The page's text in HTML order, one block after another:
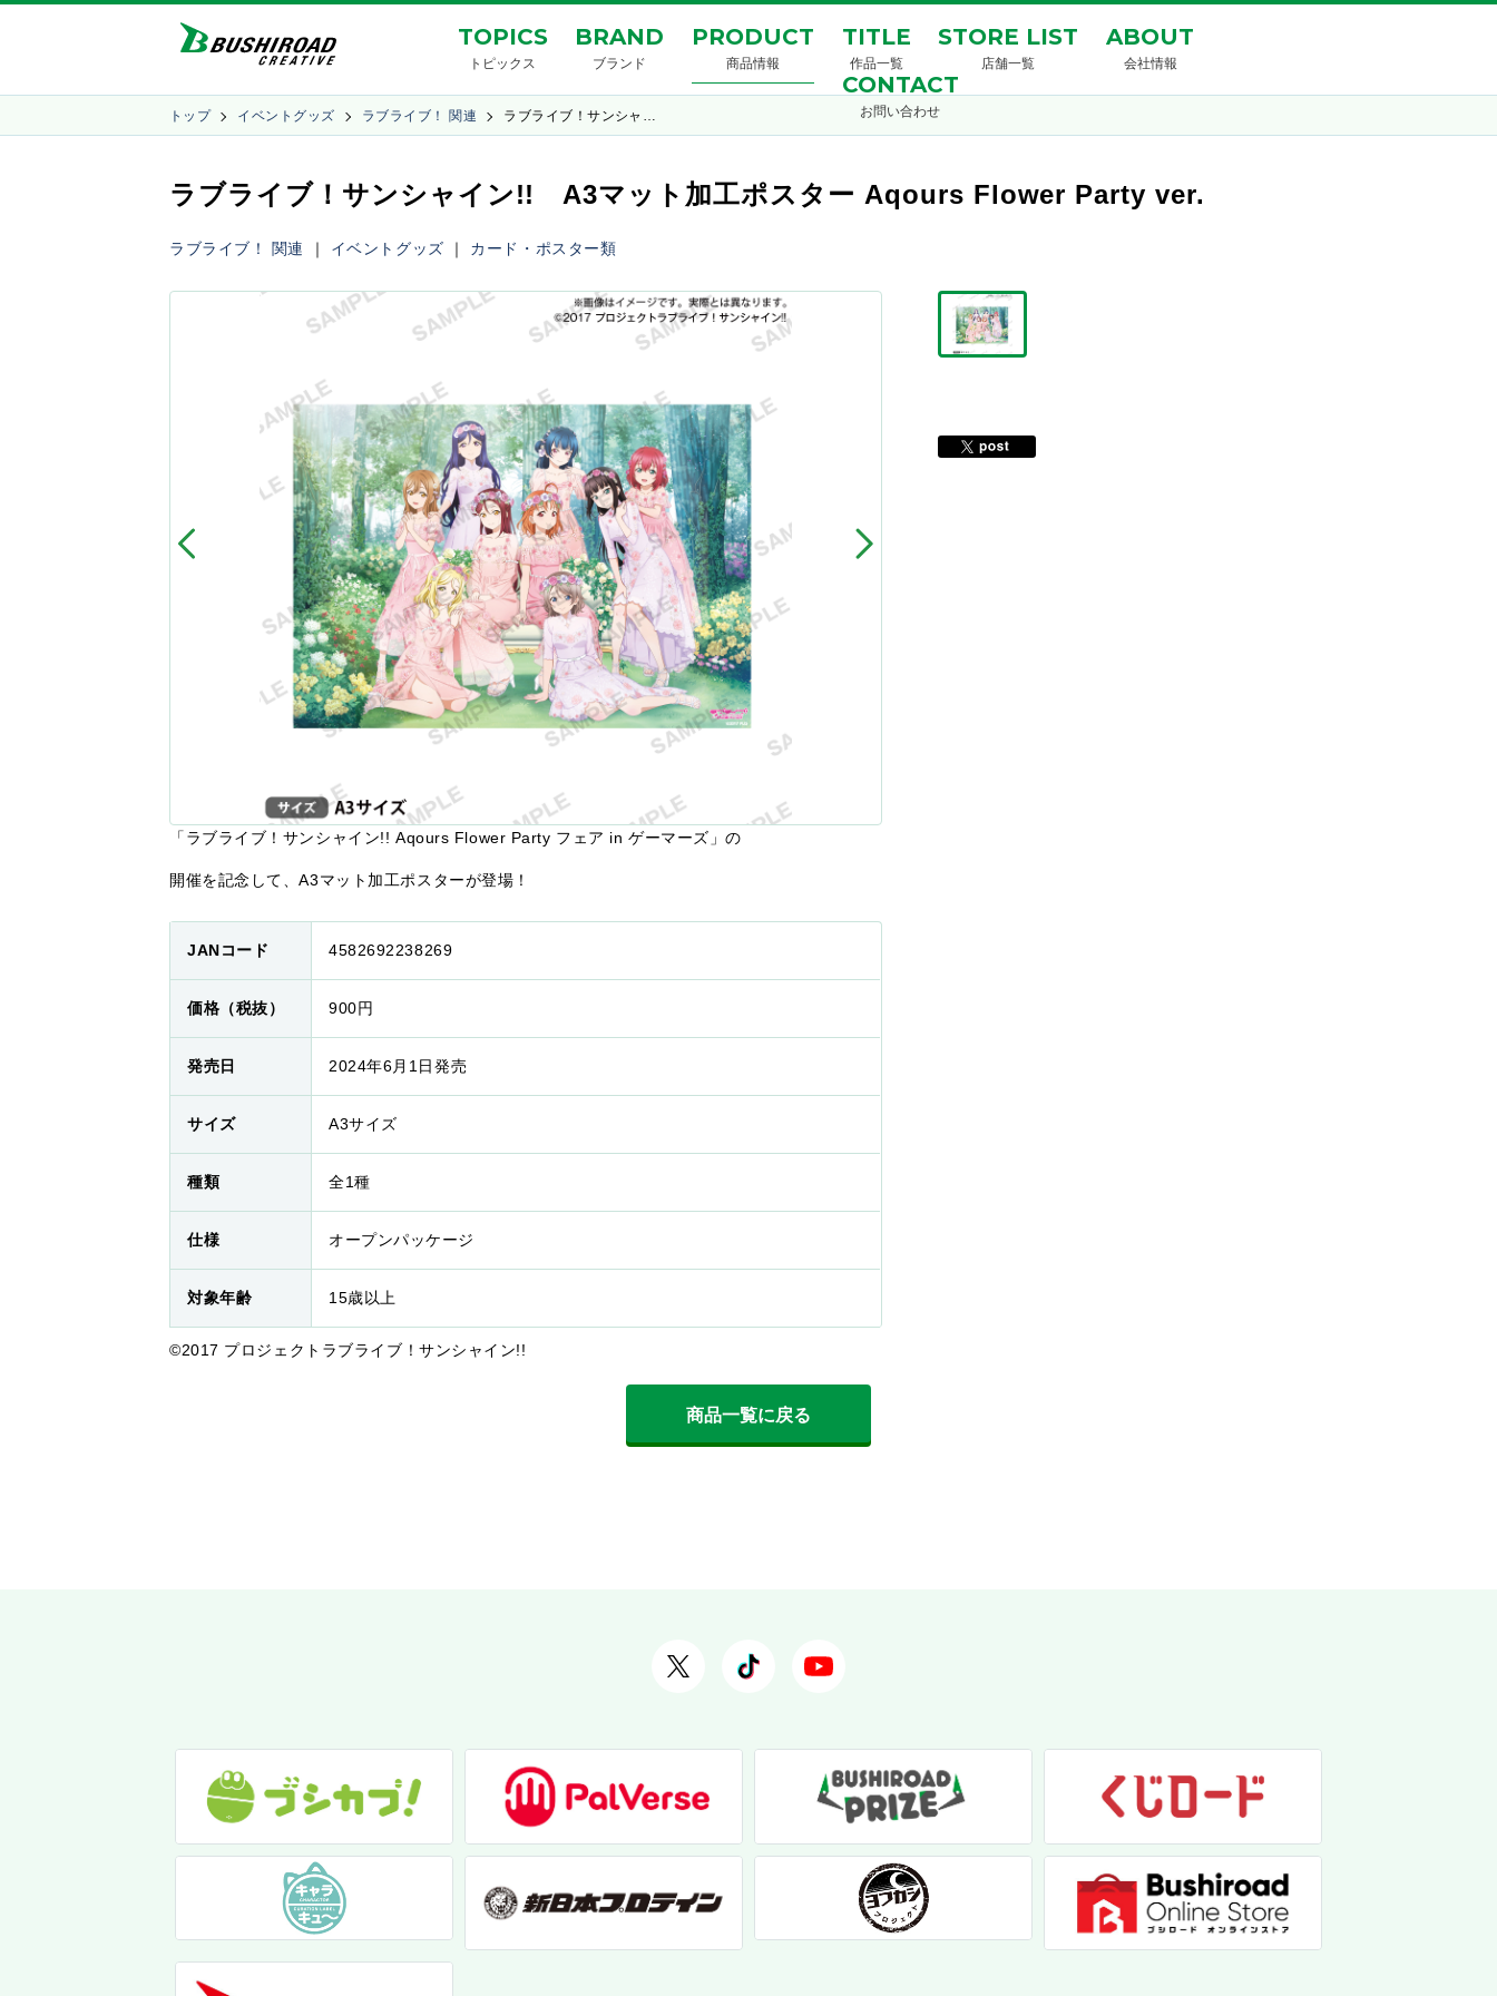
TOPICS
トピックス
BRAND
ブランド
PRODUCT
商品情報
TITLE
作品一覧
STORE LIST
店舗一覧
ABOUT
会社情報
CONTACT
お問い合わせ
トップ イベントグッズ ラブライブ！ 関連 ラブライブ！サンシャ…
ラブライブ！サンシャイン!! A3マット加工ポスター Aqours Flower Party ver.
ラブライブ！ 関連 ｜ イベントグッズ ｜ カード・ポスター類
「ラブライブ！サンシャイン!! Aqours Flower Party フェア in ゲーマーズ」の
開催を記念して、A3マット加工ポスターが登場！
JANコード 4582692238269
価格（税抜） 900円
発売日 2024年6月1日発売
サイズ A3サイズ
種類 全1種
仕様 オープンパッケージ
対象年齢 15歳以上
©2017 プロジェクトラブライブ！サンシャイン!!
商品一覧に戻る